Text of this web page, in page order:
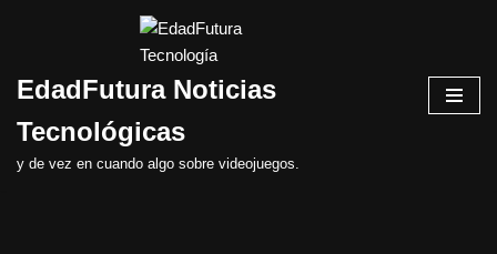
al
EdadFutura Noticias
Tecnológicas
y de vez en cuando algo sobre videojuegos.